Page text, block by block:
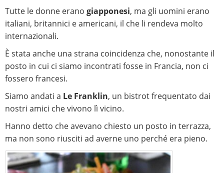
Tutte le donne erano giapponesi, ma gli uomini erano
italiani, britannici e americani, il che li rendeva molto
internazionali.
È stata anche una strana coincidenza che, nonostante il
posto in cui ci siamo incontrati fosse in Francia, non ci
fossero francesi.
Siamo andati a Le Franklin, un bistrot frequentato dai
nostri amici che vivono lì vicino.
Hanno detto che avevano chiesto un posto in terrazza,
ma non sono riusciti ad averne uno perché era pieno.